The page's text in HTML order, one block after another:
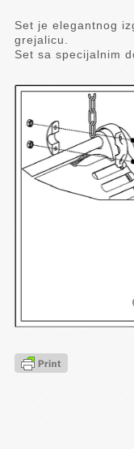
Set je elegantnog
grejalicu.
Set sa specijalnim